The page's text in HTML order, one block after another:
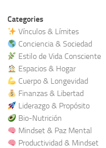
Categories
Vínculos & Límites
Conciencia & Sociedad
Estilo de Vida Consciente
Espacios & Hogar
Cuerpo & Longevidad
Finanzas & Libertad
Liderazgo & Propósito
Bio-Nutrición
Mindset & Paz Mental
Productividad & Mindset